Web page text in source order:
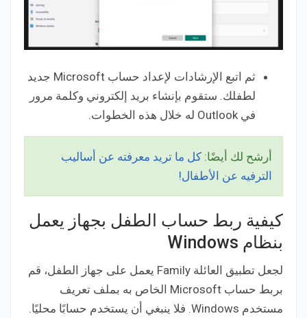
ثم اتبع الإرشادات لإعداد حساب Microsoft جديد
لطفلك. ستقوم بإنشاء بريد إلكتروني وكلمة مرور
في Outlook له خلال هذه الخطوات.
أرشح لك أيضًا: كل ما تريد معرفته عن أساليب
الترفيه عن الأطفال!
كيفية ربط حساب الطفل بجهاز يعمل
بنظام Windows
لجعل تطبيق العائلة Family يعمل على جهاز الطفل، قم
بربط حساب Microsoft الخاص به بملف تعريف
مستخدم Windows. فلا ينبغي أن يستخدم حسابًا محليًا.